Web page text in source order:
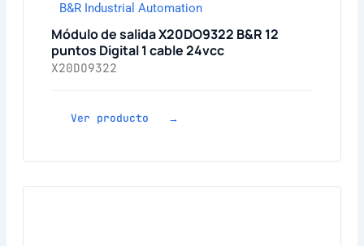
B&R Industrial Automation
Módulo de salida X20DO9322 B&R 12
puntos Digital 1 cable 24vcc
X20DO9322
Ver producto →